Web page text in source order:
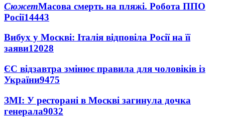
СюжетМасова смерть на пляжі. Робота ППО
Росії14443
Вибух у Москві: Італія відповіла Росії на її
заяви12028
ЄС відзавтра змінює правила для чоловіків із
України9475
ЗМІ: У ресторані в Москві загинула дочка
генерала9032